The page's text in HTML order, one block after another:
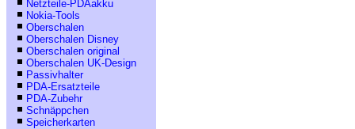
Netzteile-PDAakku
Nokia-Tools
Oberschalen
Oberschalen Disney
Oberschalen original
Oberschalen UK-Design
Passivhalter
PDA-Ersatzteile
PDA-Zubehr
Schnäppchen
Speicherkarten